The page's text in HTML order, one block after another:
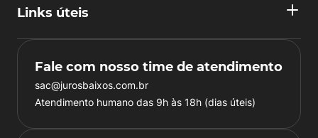
Links úteis
Fale com nosso time de atendimento
sac@jurosbaixos.com.br
Atendimento humano das 9h às 18h (dias úteis)